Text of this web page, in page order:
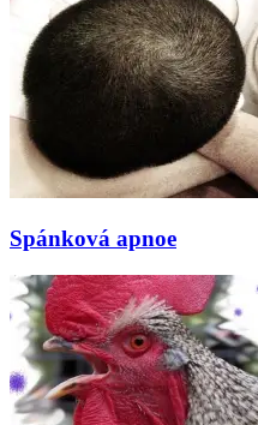
Spánková apnoe